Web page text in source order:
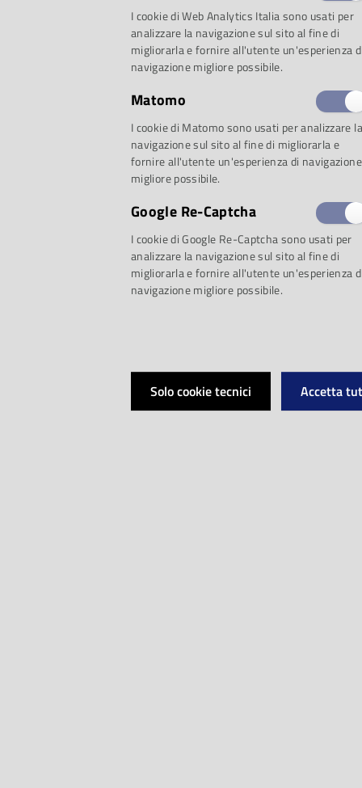
archivio, che
9 maggio,
fruibili tramite
L’iniziativa,
culturale della
dall'Associazione
italiana - Sezione
dell’Emilia
I cookie di Web Analytics Italia sono usati per
analizzare la navigazione sul sito al fine di
migliorarla e fornire all'utente un'esperienza
navigazione migliore possibile.
Matomo
I cookie di Matomo sono usati per analizzare la
navigazione sul sito al fine di migliorarla e
fornire all'utente un'esperienza di navigazione
migliore possibile.
Google Re-Captcha
I cookie di Google Re-Captcha sono usati per
analizzare la navigazione sul sito al fine di
migliorarla e fornire all'utente un'esperienza
navigazione migliore possibile.
Solo cookie tecnici Accetta